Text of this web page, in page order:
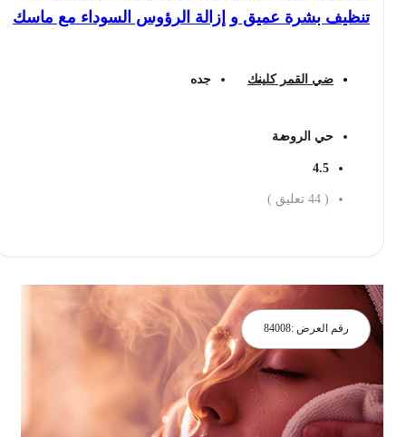
تنظيف بشرة عميق و إزالة الرؤوس السوداء مع ماسك
ضي القمر كلينك جده
حي الروضة
4.5
44 تعليق )
رقم العرض :84008